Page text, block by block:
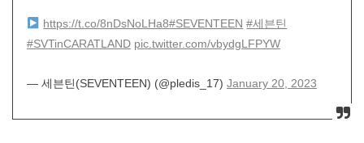
https://t.co/8nDsNoLHa8#SEVENTEEN #세븐틴
#SVTinCARATLAND pic.twitter.com/vbydgLFPYW
— 세븐틴(SEVENTEEN) (@pledis_17) January 20, 2023